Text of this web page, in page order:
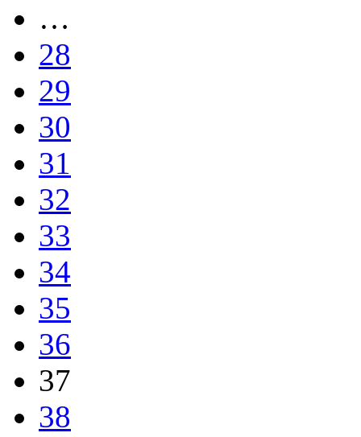
…
28
29
30
31
32
33
34
35
36
37
38